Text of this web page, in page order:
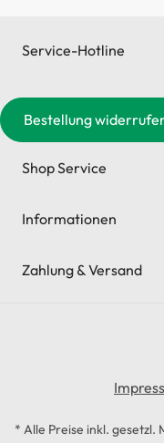
Service-Hotline
Bestellung
Shop Service
Informationen
Zahlung & Versand
* Alle Preise inkl. gesetzl.